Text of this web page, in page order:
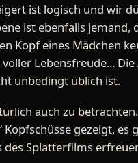
ist logisch und wir
ist ebenfalls jemand,
Kopf eines Mädchen
Lebensfreude...
unbedingt üblich ist.
auch zu
Kopfschüsse gezeigt,
des Splatterfilms